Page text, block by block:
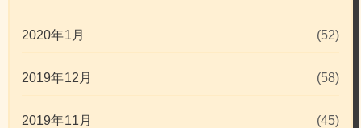
2020年1月 (52)
2019年12月 (58)
2019年11月 (45)